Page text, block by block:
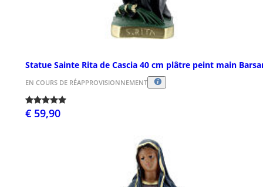
Statue Sainte Rita de Cascia 40 cm plâtre peint main
EN COURS DE RÉAPPROVISIONNEMENT
€ 59,90